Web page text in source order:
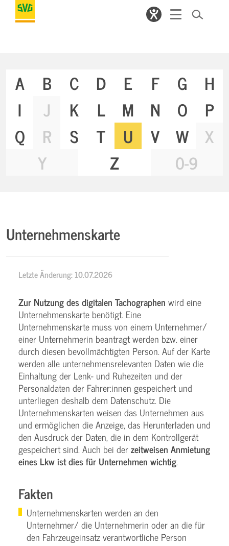
A B C D E F G
H
I
J K L M N O
P
Q
R S T U V W
X
Y
Z 0-9
Unternehmenskarte
Letzte Änderung: 10.07.2026
Zur Nutzung des digitalen Tachographen wird eine
Unternehmenskarte benötigt. Eine
Unternehmenskarte muss von einem Unternehmer/
einer Unternehmerin beantragt werden bzw. einer
durch diesen bevollmächtigten Person. Auf der Karte
werden alle unternehmensrelevanten Daten wie die
Einhaltung der Lenk- und Ruhezeiten und der
Personaldaten der Fahrer:innen gespeichert und
unterliegen deshalb dem Datenschutz. Die
Unternehmenskarten weisen das Unternehmen aus
und ermöglichen die Anzeige, das Herunterladen und
den Ausdruck der Daten, die in dem Kontrollgerät
gespeichert sind. Auch bei derzeitweisen Anmietung
eines Lkw ist dies für Unternehmen wichtig.
Fakten
Unternehmenskarten werden an den
Unternehmer/ die Unternehmerin oder an die für
den Fahrzeugeinsatz verantwortliche Person